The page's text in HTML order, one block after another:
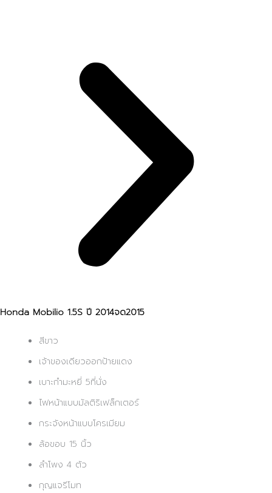
Honda Mobilio 1.5S ปี 2014จด2015
สีขาว
เจ้าของเดียวออกป้ายแดง
เบาะกำมะหยี่ 5ที่นั่ง
ไฟหน้าแบบมัลติริเฟล็กเตอร์
กระจังหน้าแบบโครเมียม
ล้อขอบ 15 นิ้ว
ลำโพง 4 ตัว
กุญแจรีโมท